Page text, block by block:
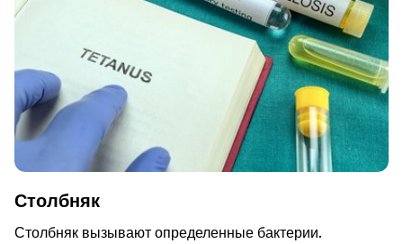
Столбняк
Столбняк вызывают определенные бактерии.